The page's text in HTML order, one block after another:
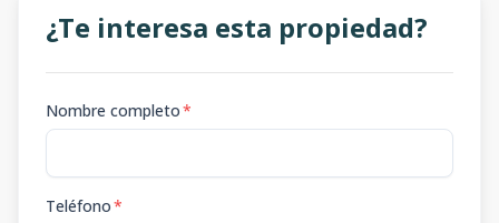
¿Te interesa esta propiedad?
Nombre completo*
Teléfono*